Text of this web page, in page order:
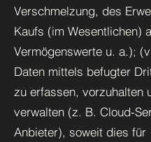
Verschmelzung, des
Kaufs (im Wesentlichen)
Vermögenswerte u. a.);
Daten mittels befugter
zu erfassen, vorzuhalten
verwalten (z. B. Cloud-
Anbieter), soweit dies für